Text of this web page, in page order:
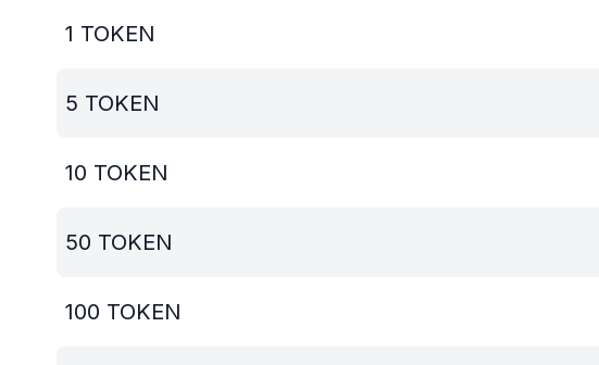
1 TOKEN
5 TOKEN
10 TOKEN
50 TOKEN
100 TOKEN